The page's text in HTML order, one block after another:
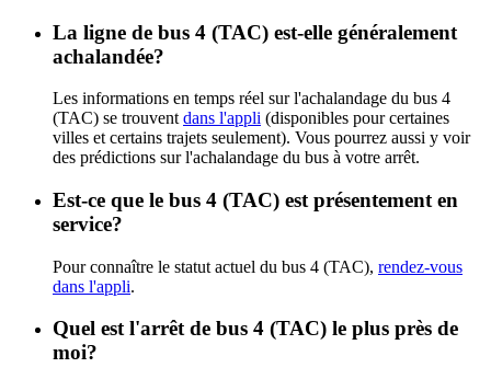
La ligne de bus 4 (TAC) est-elle généralement
achalandée?
Les informations en temps réel sur l'achalandage du bus 4
(TAC) se trouvent dans l'appli (disponibles pour certaines
villes et certains trajets seulement). Vous pourrez aussi y voir
des prédictions sur l'achalandage du bus à votre arrêt.
Est-ce que le bus 4 (TAC) est présentement en
service?
Pour connaître le statut actuel du bus 4 (TAC), rendez-vous
dans l'appli.
Quel est l'arrêt de bus 4 (TAC) le plus près de
moi?